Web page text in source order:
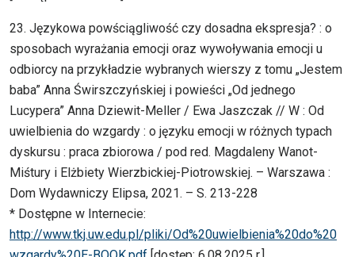
23. Językowa powściągliwość czy dosadna ekspresja? : o
sposobach wyrażania emocji oraz wywoływania emocji u
odbiorcy na przykładzie wybranych wierszy z tomu „Jestem
baba” Anna Świrszczyńskiej i powieści „Od jednego
Lucypera” Anna Dziewit-Meller / Ewa Jaszczak // W : Od
uwielbienia do wzgardy : o języku emocji w różnych typach
dyskursu : praca zbiorowa / pod red. Magdaleny Wanot-
Miśtury i Elżbiety Wierzbickiej-Piotrowskiej. – Warszawa :
Dom Wydawniczy Elipsa, 2021. – S. 213-228
* Dostępne w Internecie:
http://www.tkj.uw.edu.pl/pliki/Od%20uwielbienia%20do%20